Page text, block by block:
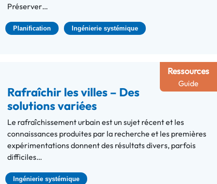
Préserver…
Planification Ingénierie systémique
Ressources
Guide
Rafraîchir les villes – Des
solutions variées
Le rafraîchissement urbain est un sujet récent et les
connaissances produites par la recherche et les premières
expérimentations donnent des résultats divers, parfois
difficiles…
Ingénierie systémique